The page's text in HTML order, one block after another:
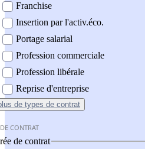
Franchise
Insertion par l'activ.éco.
Portage salarial
Profession commerciale
Profession libérale
Reprise d'entreprise
de types de contrat
CONTRAT
de contrat